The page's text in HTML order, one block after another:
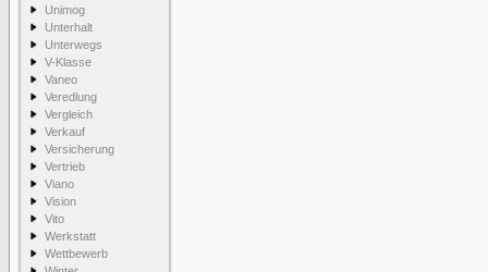
Unimog
Unterhalt
Unterwegs
V-Klasse
Vaneo
Veredlung
Vergleich
Verkauf
Versicherung
Vertrieb
Viano
Vision
Vito
Werkstatt
Wettbewerb